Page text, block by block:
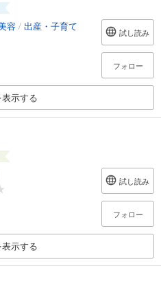
容 / 出産・子育て
試し読み
フォロー
示する
試し読み
フォロー
示する